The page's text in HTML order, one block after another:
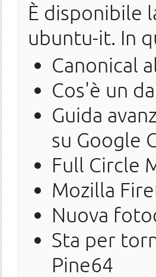
È disponibile
ubuntu-it. In
Canonical
Cos'è un
Guida
su Google
Full Circle
Mozilla
Nuova
Sta per
Pine64